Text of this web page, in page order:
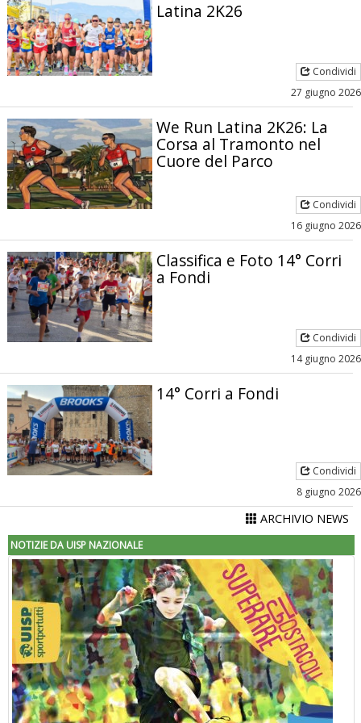
Latina 2K26
Condividi
27 giugno 2026
We Run Latina 2K26: La
Corsa al Tramonto nel
Cuore del Parco
Condividi
16 giugno 2026
Classifica e Foto 14° Corri
a Fondi
Condividi
14 giugno 2026
14° Corri a Fondi
Condividi
8 giugno 2026
ARCHIVIO NEWS
NOTIZIE DA UISP NAZIONALE